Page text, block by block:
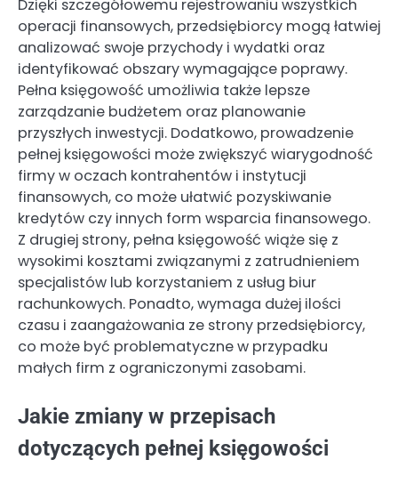
Dzięki szczegółowemu rejestrowaniu wszystkich
operacji finansowych, przedsiębiorcy mogą łatwiej
analizować swoje przychody i wydatki oraz
identyfikować obszary wymagające poprawy.
Pełna księgowość umożliwia także lepsze
zarządzanie budżetem oraz planowanie
przyszłych inwestycji. Dodatkowo, prowadzenie
pełnej księgowości może zwiększyć wiarygodność
firmy w oczach kontrahentów i instytucji
finansowych, co może ułatwić pozyskiwanie
kredytów czy innych form wsparcia finansowego.
Z drugiej strony, pełna księgowość wiąże się z
wysokimi kosztami związanymi z zatrudnieniem
specjalistów lub korzystaniem z usług biur
rachunkowych. Ponadto, wymaga dużej ilości
czasu i zaangażowania ze strony przedsiębiorcy,
co może być problematyczne w przypadku
małych firm z ograniczonymi zasobami.
Jakie zmiany w przepisach
dotyczących pełnej księgowości